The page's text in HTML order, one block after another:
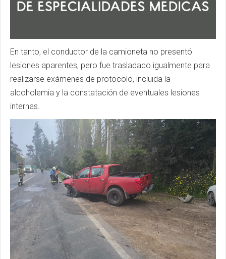
En tanto, el conductor de la camioneta no presentó
lesiones aparentes, pero fue trasladado igualmente para
realizarse exámenes de protocolo, incluida la
alcoholemia y la constatación de eventuales lesiones
internas.